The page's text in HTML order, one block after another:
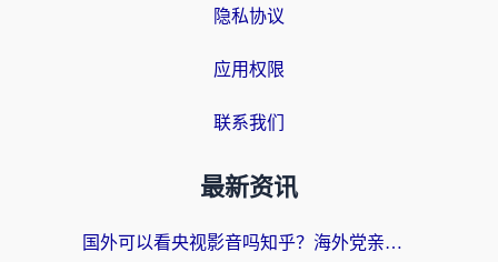
隐私协议
应用权限
联系我们
最新资讯
国外可以看央视影音吗知乎？海外党亲测有效的回国加速方案